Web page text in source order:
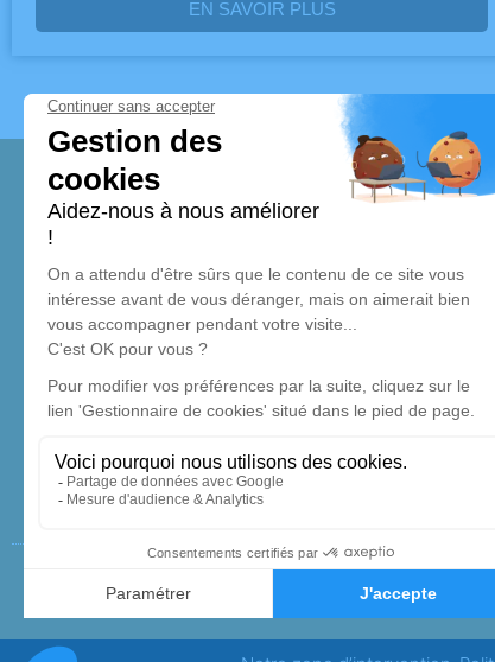
EN SAVOIR PLUS
Qui sommes-nous ?
Les
organiser ou prévoir des obsèques dans le département
Ardèche( 07). C’est une équipe impliquée à vos côtés et
votre écoute. Retrouvez-nous sur nos agences de
funèbres à Vals-les-Bains
Mentions légales